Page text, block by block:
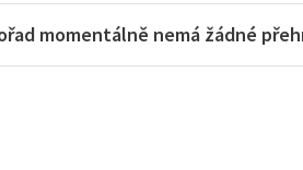
momentálně nemá žádné